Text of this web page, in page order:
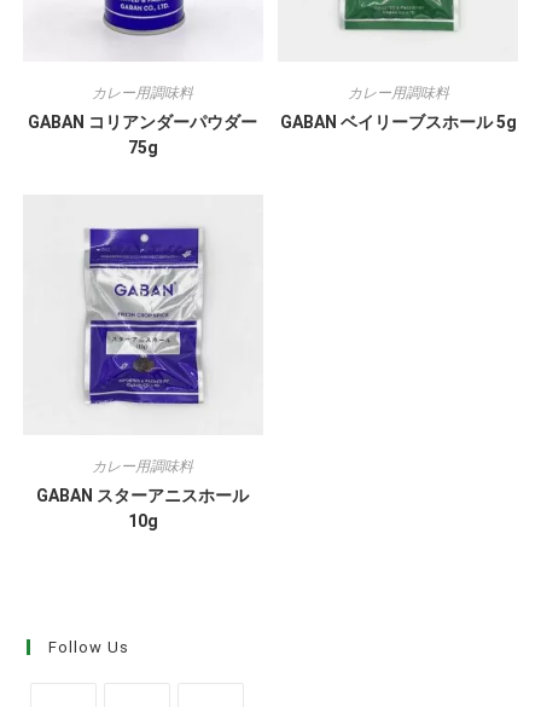
カレー用調味料
GABAN コリアンダーパウダー
75g
カレー用調味料
GABAN ベイリーブスホール 5g
カレー用調味料
GABAN スターアニスホール
10g
Follow Us